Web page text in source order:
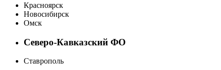
Красноярск
Новосибирск
Омск
Северо-Кавказский ФО
Ставрополь